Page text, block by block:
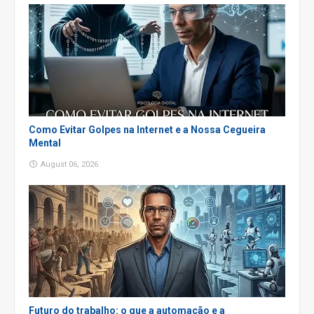
Como Evitar Golpes na Internet e a Nossa Cegueira
Mental
August 06, 2026
Futuro do trabalho: o que a automação e a